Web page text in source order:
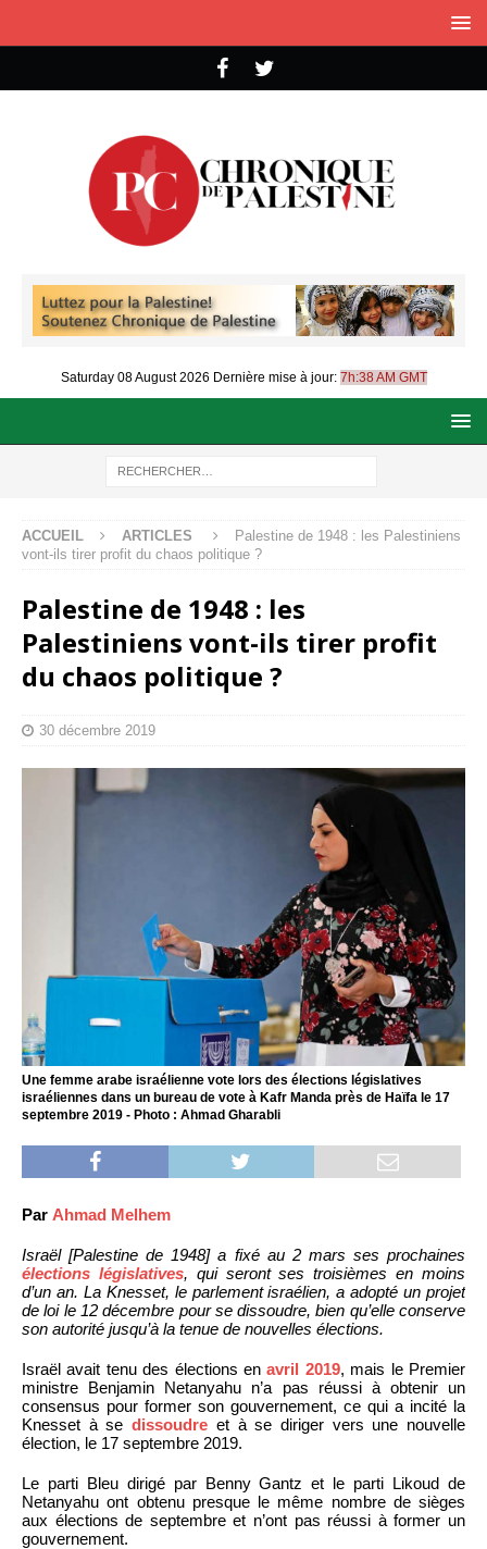
Saturday 08 August 2026 Dernière mise à jour: 7h:38 AM GMT
ACCUEIL ARTICLES
Palestine de 1948 : les Palestiniens
vont-ils tirer profit du chaos politique ?
Palestine de 1948 : les
Palestiniens vont-ils tirer profit
du chaos politique ?
30 décembre 2019
Une femme arabe israélienne vote lors des élections législatives
israéliennes dans un bureau de vote à Kafr Manda près de Haïfa le 17
septembre 2019 - Photo : Ahmad Gharabli
Par Ahmad Melhem
Israël [Palestine de 1948] a fixé au 2 mars ses prochaines
élections législatives, qui seront ses troisièmes en moins
d’un an. La Knesset, le parlement israélien, a adopté un projet
de loi le 12 décembre pour se dissoudre, bien qu’elle conserve
son autorité jusqu’à la tenue de nouvelles élections.
Israël avait tenu des élections enavril 2019, mais le Premier
ministre Benjamin Netanyahu n’a pas réussi à obtenir un
consensus pour former son gouvernement, ce qui a incité la
Knesset à sedissoudre et à se diriger vers une nouvelle
élection, le 17 septembre 2019.
Le parti Bleu dirigé par Benny Gantz et le parti Likoud de
Netanyahu ont obtenu presque le même nombre de sièges
aux élections de septembre et n’ont pas réussi à former un
gouvernement.